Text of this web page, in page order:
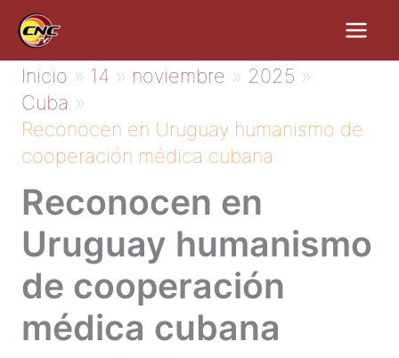
contenido
Inicio 14 noviembre
2025
Cuba
Reconocen en Uruguay humanismo de
cooperación médica cubana
Reconocen en
Uruguay humanismo
de cooperación
médica cubana